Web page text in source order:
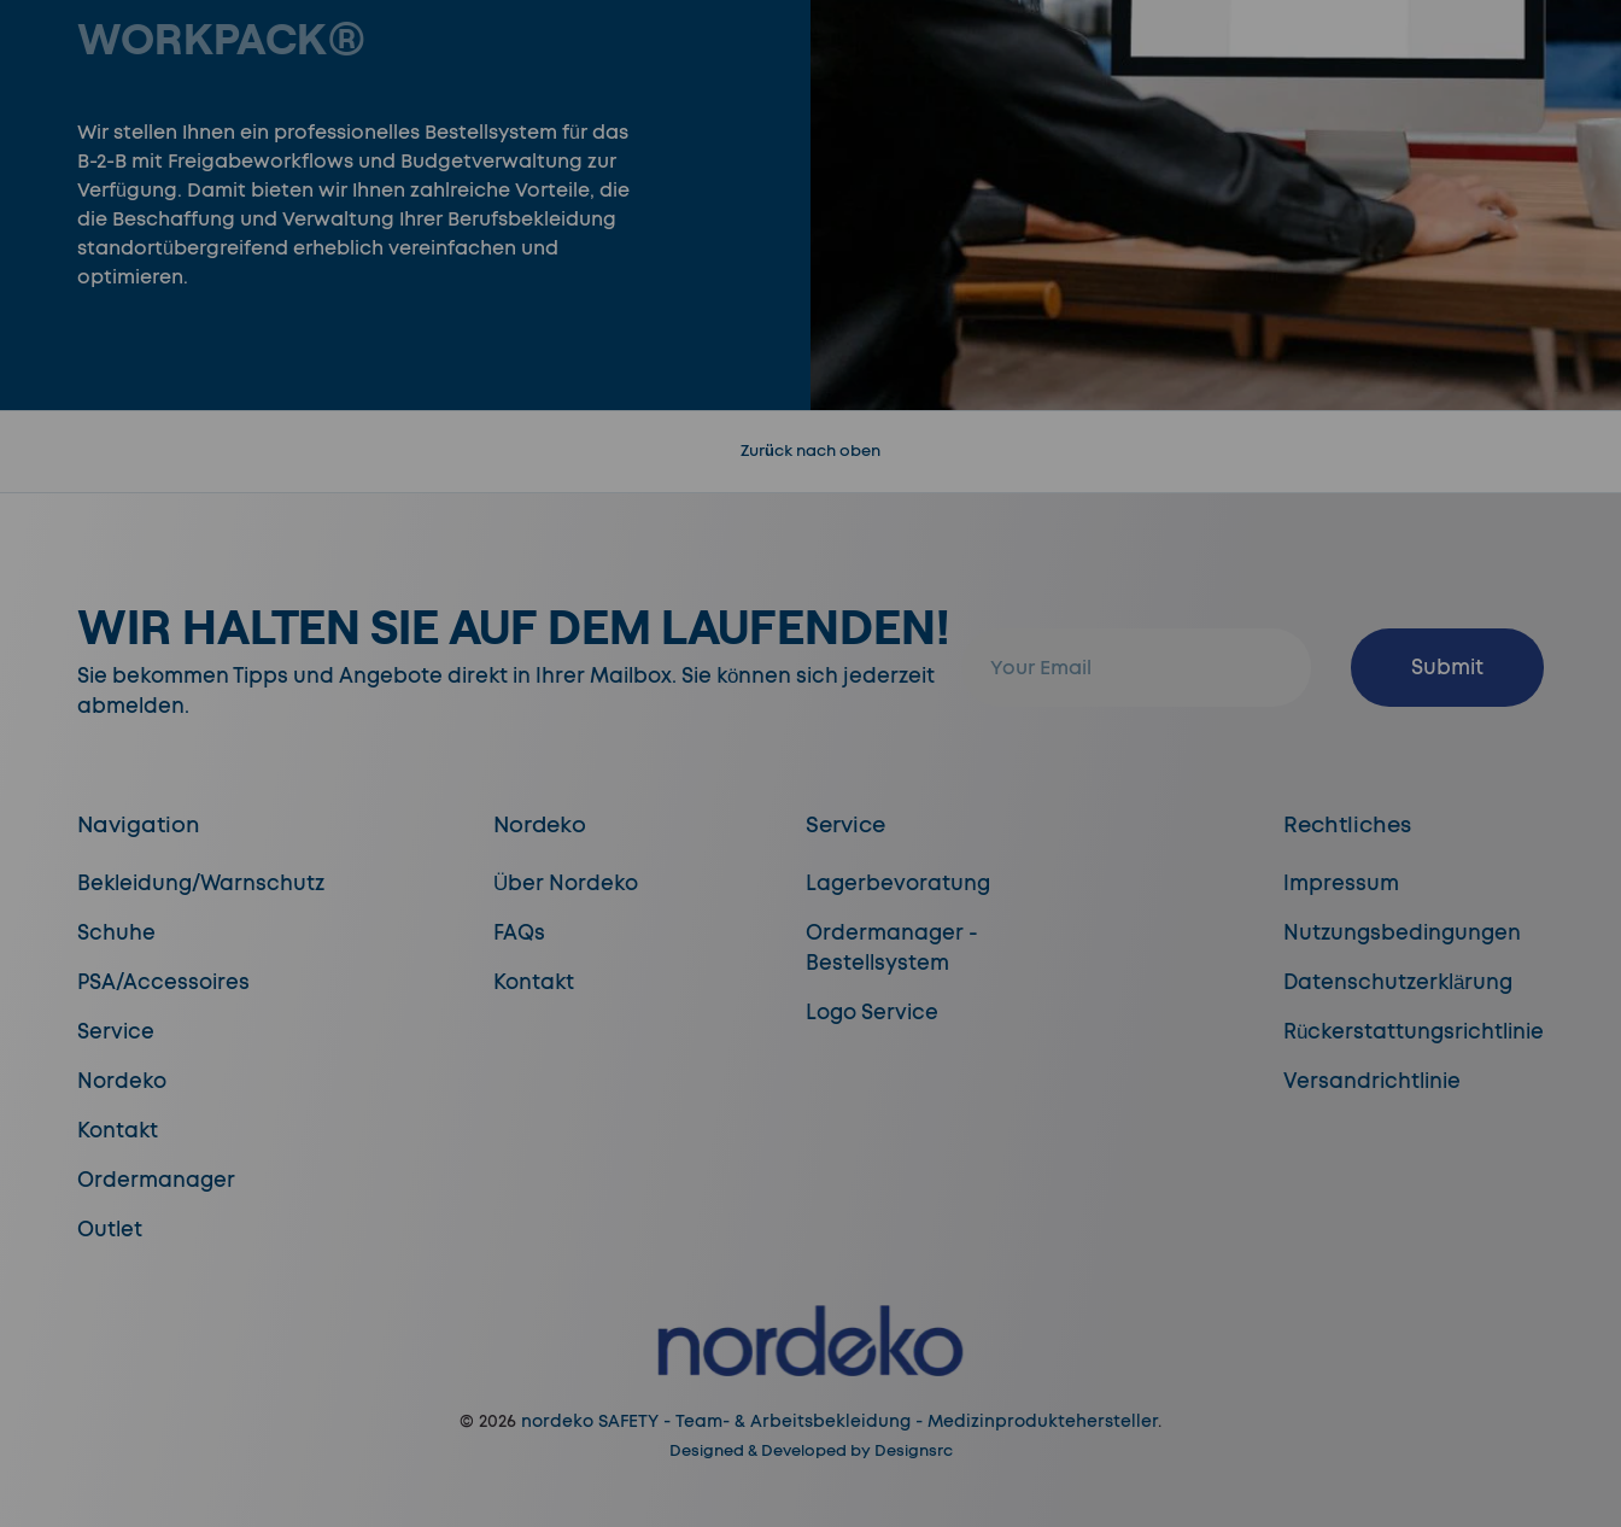
WORKPACK®
Wir stellen Ihnen ein professionelles Bestellsystem für das
B-2-B mit Freigabeworkflows und Budgetverwaltung zur
Verfügung. Damit bieten wir Ihnen zahlreiche Vorteile, die
die Beschaffung und Verwaltung Ihrer Berufsbekleidung
standortübergreifend erheblich vereinfachen und
optimieren.
Zurück nach oben
WIR HALTEN SIE AUF DEM LAUFENDEN!
Sie bekommen Tipps und Angebote direkt in Ihrer Mailbox. Sie können sich jederzeit
abmelden.
Abonnieren
Submit
Navigation
Bekleidung/Warnschutz
Schuhe
PSA/Accessoires
Service
Nordeko
Kontakt
Ordermanager
Outlet
Nordeko
Über Nordeko
FAQs
Kontakt
Service
Lagerbevoratung
Ordermanager -
Bestellsystem
Logo Service
Rechtliches
Impressum
Nutzungsbedingungen
Datenschutzerklärung
Rückerstattungsrichtlinie
Versandrichtlinie
© 2026 nordeko SAFETY - Team- & Arbeitsbekleidung - Medizinproduktehersteller.
Designed & Developed by Designsrc